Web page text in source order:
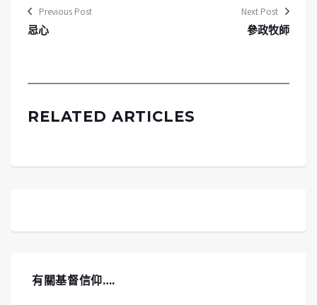
Previous Post
忌心
Next Post
參政牧師
RELATED ARTICLES
有關基督信仰….